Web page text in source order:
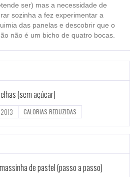
ser) mas a necessidade de
sozinha a fez experimentar a
das panelas e descobrir que o
não é um bicho de quatro bocas.
(sem açúcar)
CALORIAS REDUZIDAS
de pastel (passo a passo)